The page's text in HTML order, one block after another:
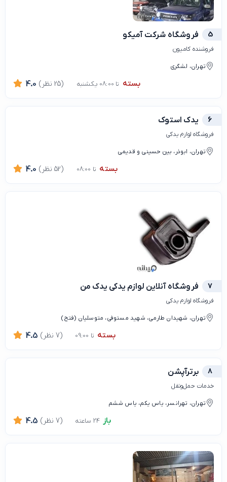
5 فروشگاه شرکت آمیکو
فروشنده کامیون
تهران، لشگری
بسته تا 08:00 یکشنبه 4.0 (25 نظر)
6 یدک استوک
فروشگاه لوازم یدکی
تهران، ابوذر، بین حسینی و قدیمی
بسته تا 08:00 4.0 (52 نظر)
7 فروشگاه آنلاین لوازم یدکی یدک من
فروشگاه لوازم یدکی
تهران، شهیدان طارمی، شهید مستوفی، متوسلیان (فتح)
بسته تا 09:00 4.5 (7 نظر)
8 برترآپشن
خدمات حمل‌ونقل
تهران، تهرانسر، یاس یکم، یاس ششم
باز 4.5 (7 نظر)